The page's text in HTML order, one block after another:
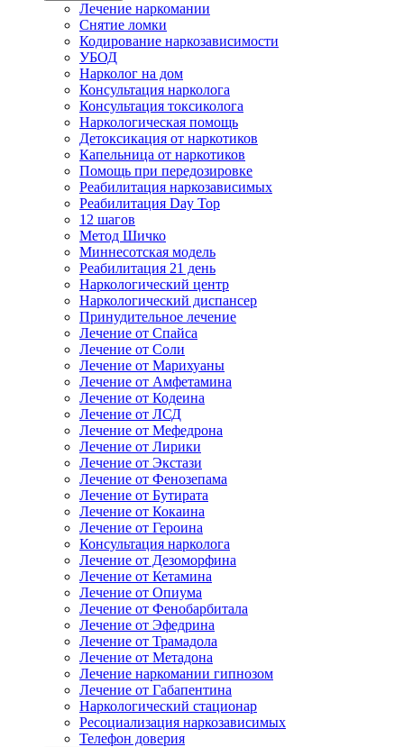
Лечение наркомании
Снятие ломки
Кодирование наркозависимости
УБОД
Нарколог на дом
Консультация нарколога
Консультация токсиколога
Наркологическая помощь
Детоксикация от наркотиков
Капельница от наркотиков
Помощь при передозировке
Реабилитация наркозависимых
Реабилитация Day Top
12 шагов
Метод Шичко
Миннесотская модель
Реабилитация 21 день
Наркологический центр
Наркологический диспансер
Принудительное лечение
Лечение от Спайса
Лечение от Соли
Лечение от Марихуаны
Лечение от Амфетамина
Лечение от Кодеина
Лечение от ЛСД
Лечение от Мефедрона
Лечение от Лирики
Лечение от Экстази
Лечение от Фенозепама
Лечение от Бутирата
Лечение от Кокаина
Лечение от Героина
Консультация нарколога
Лечение от Дезоморфина
Лечение от Кетамина
Лечение от Опиума
Лечение от Фенобарбитала
Лечение от Эфедрина
Лечение от Трамадола
Лечение от Метадона
Лечение наркомании гипнозом
Лечение от Габапентина
Наркологический стационар
Ресоциализация наркозависимых
Телефон доверия